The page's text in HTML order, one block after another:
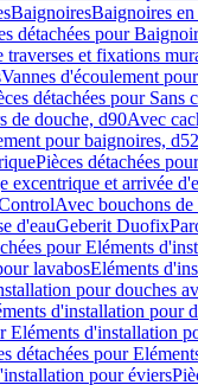
BaignoiresBaignoires
détachées pour
traverses et fixations
Vannes d'écoulement
détachées pour Sans
de douche, d90Avec
pour baignoires, d52
Pièces détachées
et arrivée
Avec bouchons de
d'eauGeberit Duofix
pour Eléments
lavabosEléments
pour douches
d'installation pour
Eléments d'installation
détachées pour
pour éviers